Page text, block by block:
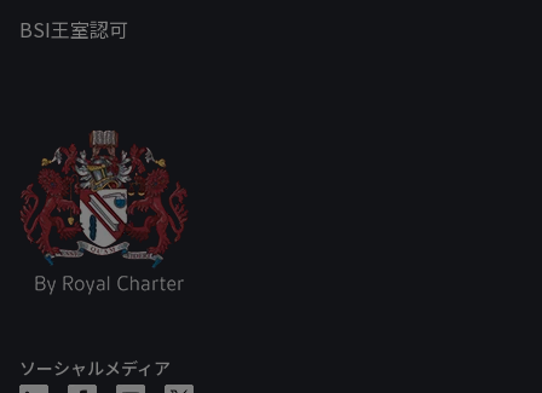
BSI王室認可
ソーシャルメディア